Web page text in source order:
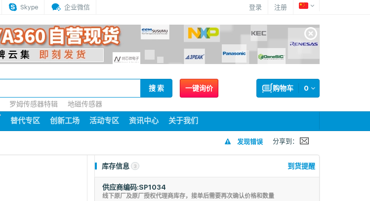
Skype 企业微信 登录 注册
一键询价 0
购物车
搜 索
罗姆传感器特辑 地磁传感器
替代专区 创新工场 活动专区 资讯中心 关于我们
发现错误 分享到：
库存信息 3 到货提醒
供应商编码:SP1034
线下原厂及原厂授权代理商库存，接单后需要再次确认价格和数量